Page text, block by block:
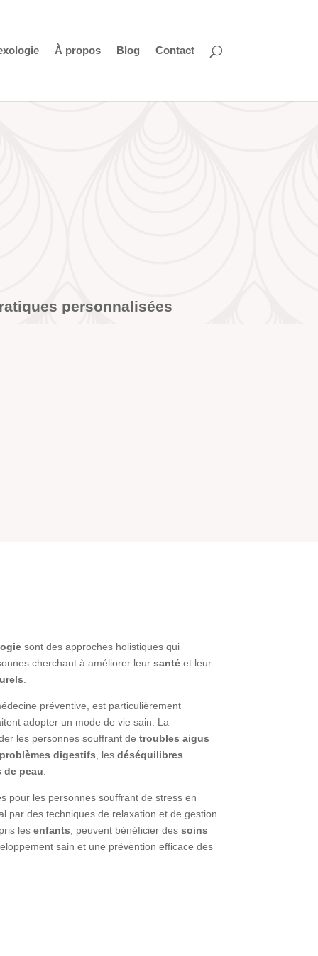
À propos Blog Contact
personnalisées
sont des approches holistiques qui
cherchant à améliorer leur santéet leur
.
préventive, est particulièrement
adopter un mode de vie sain. La
les personnes souffrant de troubles aigus
problèmes digestifs, les déséquilibres
de peau.
pour les personnes souffrant de stress en
par des techniques de relaxation et de gestion
les enfants, peuvent bénéficier des soins
sain et une prévention efficace des